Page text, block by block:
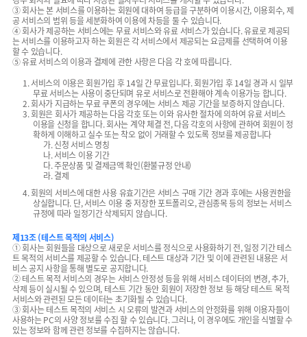
③ 회사는 본 서비스를 이용하는 회원에 대하여 등급을 구분하여 이용시간, 이용회수, 제
공 서비스의 범위 등을 세분화하여 이용에 차등을 둘 수 있습니다.
④ 회사가 제공하는 서비스에는 무료 서비스와 유료 서비스가 있습니다. 유료로 제공되
는 서비스를 이용하고자 하는 회원은 각 서비스에서 제공되는 요금제를 선택하여 이용
할 수 있습니다.
⑤ 유료 서비스의 이용과 결제에 관한 사항은 다음 각 호에 따릅니다.
1. 서비스의 이용은 회원가입 후 14일 간 무료입니다. 회원가입 후 14일 경과 시 일부
무료 서비스는 사용이 중단되며 유로 서비스로 전환해야 계속 이용가능 합니다.
2. 회사가 지급하는 무료 쿠폰의 경우에는 서비스 제공 기간을 보증하지 않습니다.
3. 회원은 회사가 제공하는 다음 각호 또는 이와 유사한 절차에 의하여 유료 서비스
이용을 신청을 합니다. 회사는 계약 체결 전, 다음 각호의 사항에 관하여 회원이 정
확하게 이해하고 실수 또는 착오 없이 거래할 수 있도록 정보를 제공합니다
가. 신청 서비스 명칭
나. 서비스 이용 기간
다. 주문상품 및 결제금액 확인(환불규정 안내)
라. 결제
4. 회원의 서비스에 대한 사용 유효기간은 서비스 구매 기간 경과 후에는 사용권한을
상실합니다. 단, 서비스 이용 중 저장한 포트폴리오, 관심종목 등의 정보는 서비스
규정에 따라 일정기간 삭제되지 않습니다.
제13조 (테스트 목적의 서비스)
① 회사는 회원들을 대상으로 새로운 서비스를 정식으로 사용화하기 전, 일정 기간 테스
트 목적의 서비스를 제공할 수 있습니다. 테스트 대상과 기간 및 이에 관련된 내용은 서
비스 공지 사항을 통해 별도로 공지합니다.
② 테스트 목적 서비스의 경우는 서비스 안정성 등을 위해 서비스 데이터의 변경, 추가,
삭제 등이 실시될 수 있으며, 테스트 기간 동안 회원이 저장한 정보 등 해당 테스트 목적
서비스와 관련된 모든 데이터는 초기화될 수 있습니다.
③ 회사는 테스트 목적의 서비스 시 오류의 발견과 서비스의 안정화를 위해 이용자들이
사용하는 PC의 사양 정보를 수집 할 수 있습니다. 그러나, 이 경우에도 개인을 식별할 수
있는 정보와 함께 관련 정보를 수집하지는 않습니다.